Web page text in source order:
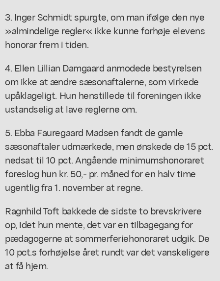
3. Inger Schmidt spurgte, om man ifølge den nye
»almindelige regler« ikke kunne forhøje elevens
honorar frem i tiden.
4. Ellen Lillian Damgaard anmodede bestyrelsen
om ikke at ændre sæsonaftalerne, som virkede
upåklageligt. Hun henstillede til foreningen ikke
ustandselig at lave reglerne om.
5. Ebba Fauregaard Madsen fandt de gamle
sæsonaftaler udmærkede, men ønskede de 15 pct.
nedsat til 10 pct. Angående minimumshonoraret
foreslog hun kr. 50,- pr. måned for en halv time
ugentlig fra 1. november at regne.
Ragnhild Toft bakkede de sidste to brevskrivere
op, idet hun mente, det var en tilbagegang for
pædagogerne at sommerferiehonoraret udgik. De
10 pct.s forhøjelse året rundt var det vanskeligere
at få hjem.